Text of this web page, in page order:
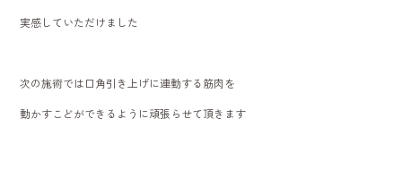
実感していただけました
次の施術では口角引き上げに連動する筋肉を
動かすこどができるように頑張らせて頂きます